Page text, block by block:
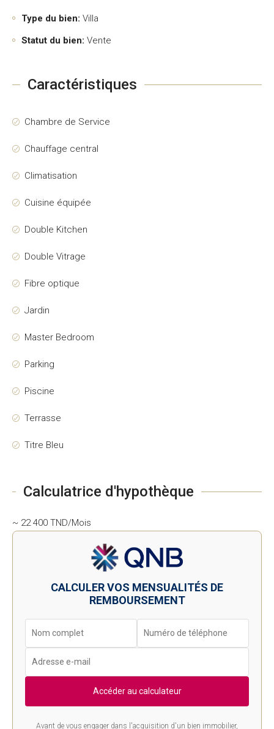
Type du bien: Villa
Statut du bien: Vente
Caractéristiques
Chambre de Service
Chauffage central
Climatisation
Cuisine équipée
Double Kitchen
Double Vitrage
Fibre optique
Jardin
Master Bedroom
Parking
Piscine
Terrasse
Titre Bleu
Calculatrice d'hypothèque
~ 22 400 TND/Mois
CALCULER VOS MENSUALITÉS DE
REMBOURSEMENT
Accéder au calculateur
Avant de vous engager dans l'acquisition d'un bien immobilier,